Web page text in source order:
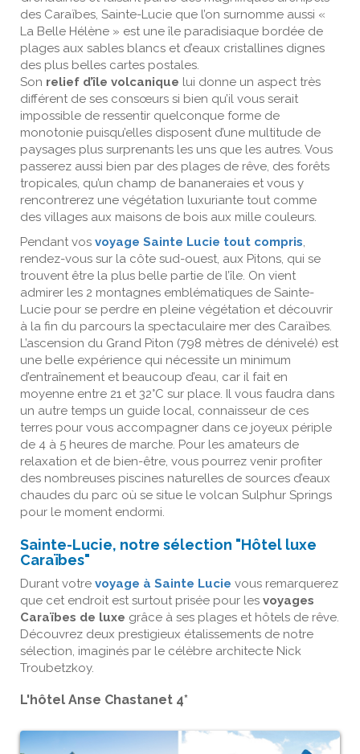
des Caraïbes, Sainte-Lucie que l’on surnomme aussi «
La Belle Hélène » est une île paradisiaque bordée de
plages aux sables blancs et d’eaux cristallines dignes
des plus belles cartes postales.
Son relief d’île volcanique lui donne un aspect très
différent de ses consœurs si bien qu’il vous serait
impossible de ressentir quelconque forme de
monotonie puisqu’elles disposent d’une multitude de
paysages plus surprenants les uns que les autres. Vous
passerez aussi bien par des plages de rêve, des forêts
tropicales, qu’un champ de bananeraies et vous y
rencontrerez une végétation luxuriante tout comme
des villages aux maisons de bois aux mille couleurs.
Pendant vos voyage Sainte Lucie tout compris,
rendez-vous sur la côte sud-ouest, aux Pitons, qui se
trouvent être la plus belle partie de l’île. On vient
admirer les 2 montagnes emblématiques de Sainte-
Lucie pour se perdre en pleine végétation et découvrir
à la fin du parcours la spectaculaire mer des Caraïbes.
L’ascension du Grand Piton (798 mètres de dénivelé) est
une belle expérience qui nécessite un minimum
d’entraînement et beaucoup d’eau, car il fait en
moyenne entre 21 et 32°C sur place. Il vous faudra dans
un autre temps un guide local, connaisseur de ces
terres pour vous accompagner dans ce joyeux périple
de 4 à 5 heures de marche. Pour les amateurs de
relaxation et de bien-être, vous pourrez venir profiter
des nombreuses piscines naturelles de sources d’eaux
chaudes du parc où se situe le volcan Sulphur Springs
pour le moment endormi.
Sainte-Lucie, notre sélection "Hôtel luxe
Caraïbes"
Durant votre voyage à Sainte Lucie vous remarquerez
que cet endroit est surtout prisée pour les voyages
Caraïbes de luxe grâce à ses plages et hôtels de rêve.
Découvrez deux prestigieux étalissements de notre
sélection, imaginés par le célèbre architecte Nick
Troubetzkoy.
L'hôtel Anse Chastanet 4*